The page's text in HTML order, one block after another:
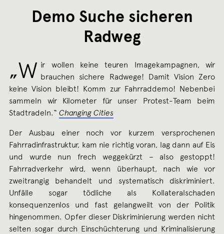
Demo Suche sicheren
Radweg
„W ir wollen keine teuren Imagekampagnen, wir
brauchen sichere Radwege! Damit Vision Zero
keine Vision bleibt! Komm zur Fahrraddemo! Nebenbei
sammeln wir Kilometer für unser Protest-Team beim
Stadtradeln.“ Changing Cities
Der Ausbau einer noch vor kurzem versprochenen
Fahrradinfrastruktur, kam nie richtig voran, lag dann auf Eis
und wurde nun frech weggekürzt – also gestoppt!
Fahrradverkehr wird, wenn überhaupt, nach wie vor
zweitrangig behandelt und systematisch diskriminiert.
Unfälle sogar tödliche als Kollateralschaden
konsequenzenlos und fast gelangweilt von der Politik
hingenommen. Opfer dieser Diskriminierung werden nicht
selten sogar durch Einschüchterung und Kriminalisierung